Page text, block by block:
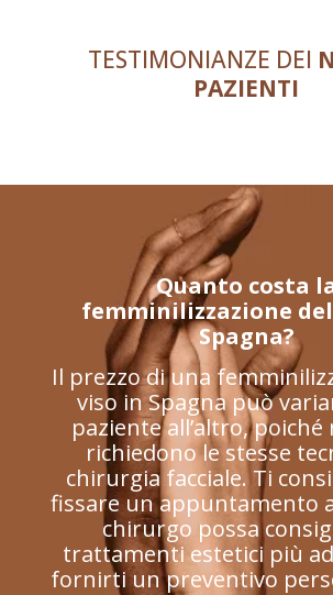
TESTIMONIANZE DEI
PAZIENTI
Quanto costa
femminilizzazione
Spagna?
Il prezzo di una
viso in Spagna può
paziente all’altro,
richiedono le stesse
chirurgia facciale. Ti
fissare un appuntamento
chirurgo possa
trattamenti estetici più
fornirti un preventivo